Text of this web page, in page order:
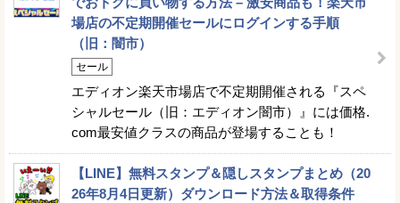
場店の不定期開催セールにログインする手順
（旧：闇市）
セール
エディオン楽天市場店で不定期開催される『スペ
シャルセール（旧：エディオン闇市）』には価格.
com最安値クラスの商品が登場することも！
【LINE】無料スタンプ＆隠しスタンプまとめ（20
26年8月4日更新）ダウンロード方法＆取得条件